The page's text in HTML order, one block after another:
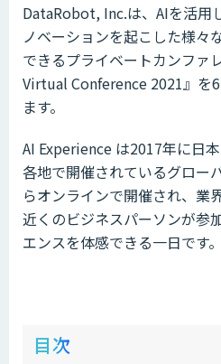
DataRobot, Inc.は、AIを活用
ノベーションを起こした様々
できるプライベートカンファ
Virtual Conference 2021』を
ます。
AI Experience は2017年に日
各地で開催されているグロー
らオンラインで開催され、業
近くのビジネスパーソンが参
エンスを体感できる一日です。
目次